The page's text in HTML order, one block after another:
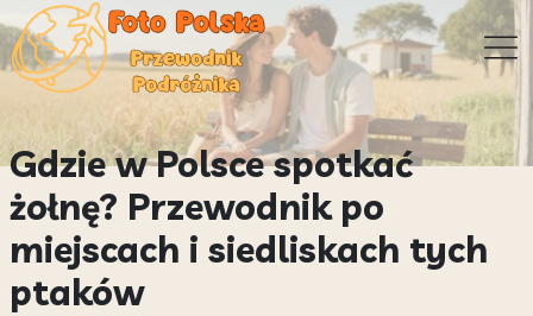
Gdzie w Polsce spotkać
żołnę? Przewodnik po
miejscach i siedliskach tych
ptaków